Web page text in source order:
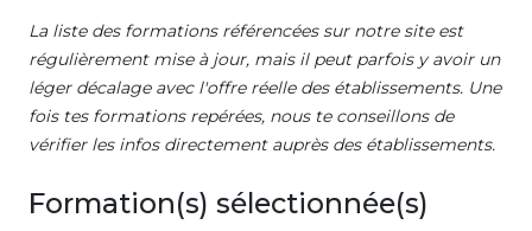
La liste des formations référencées sur notre site est
régulièrement mise à jour, mais il peut parfois y avoir un
léger décalage avec l'offre réelle des établissements. Une
fois tes formations repérées, nous te conseillons de
vérifier les infos directement auprès des établissements.
Formation(s) sélectionnée(s)